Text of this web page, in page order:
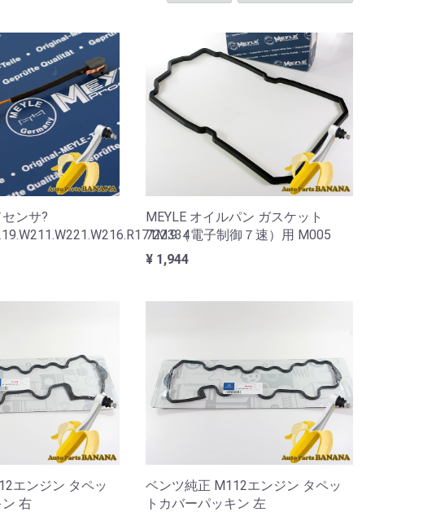
ンサ?
MEYLE オイルパン ガスケット
722.9（電子制御７速）用 M005
¥ 1,944
エンジン タペッ
ン 右
ベンツ純正 M112エンジン タペッ
トカバーパッキン 左